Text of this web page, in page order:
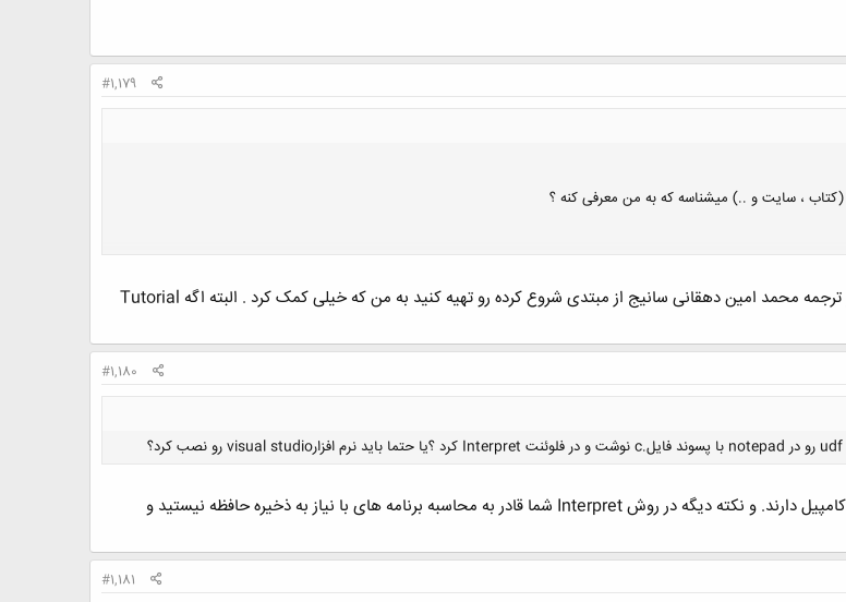
#1,179
کلیک کنید تا باز شود...
سلام . کتاب شبیه سازی عددی با نرم افزار فلوئنت تالیف و ترجمه محمد امین دهقانی سانیج از مبتدی شروع کرده رو تهیه کنید به من که خیلی کمک کرد . البته اگه Tutorial
#1,180
بله میشه اینکارو کرد. البته یک سری از توابع الزاما نیاز به کامپیل دارند. و نکته دیگه در روش Interpret شما قادر به محاسبه برنامه های با نیاز به ذخیره حافظه نیستید و
#1,181